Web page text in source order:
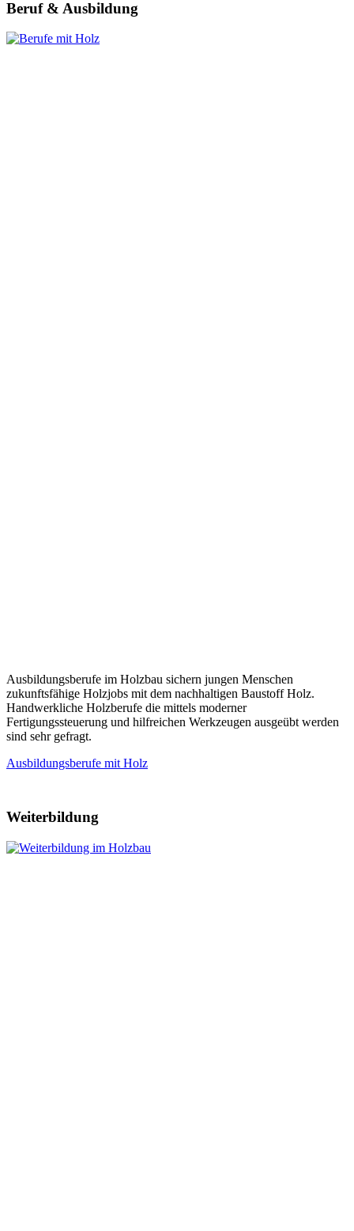
Beruf & Ausbildung
Ausbildungsberufe im Holzbau sichern jungen Menschen
zukunftsfähige Holzjobs mit dem nachhaltigen Baustoff Holz.
Handwerkliche Holzberufe die mittels moderner
Fertigungssteuerung und hilfreichen Werkzeugen ausgeübt werden
sind sehr gefragt.
Ausbildungsberufe mit Holz
Weiterbildung